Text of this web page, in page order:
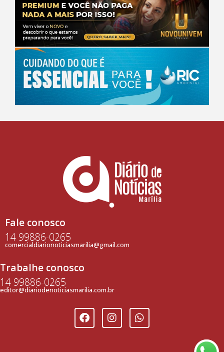
Fale conosco
14 99886-0265
comercialdiarionoticiasmarilia@gmail.com
Trabalhe conosco
14 99886-0265
editor@diariodenoticiasmarilia.com.br